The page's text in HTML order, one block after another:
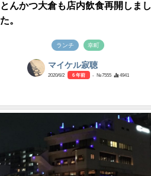
とんかつ大倉も店内飲食再開しまし
た。
ランチ 幸町
マイケル寂聴
2020/6/2 6 年前 - №7555 4941